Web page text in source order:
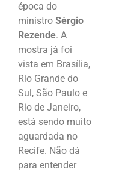
época do
ministro Sérgio
Rezende. A
mostra já foi
vista em Brasília,
Rio Grande do
Sul, São Paulo e
Rio de Janeiro,
está sendo muito
aguardada no
Recife. Não dá
para entender